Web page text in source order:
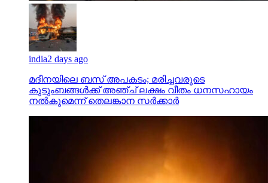
india2 days ago
മദീനയിലെ ബസ് അപകടം; മരിച്ചവരുടെ
കുടുംബങ്ങള്‍ക്ക് അഞ്ച് ലക്ഷം വീതം ധനസഹായം
നല്‍കുമെന്ന് തെലങ്കാന സര്‍ക്കാര്‍